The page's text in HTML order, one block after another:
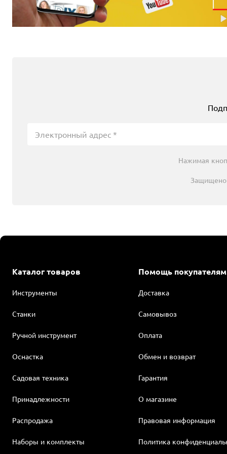
Количество инструментов в наборе
2
Напряжение аккумулятора, В
отзывов
Выгода 7 950 ₽
отзывов
Тип инструмента
кусторез
Источник питания
аккумулятор
Тип двигателя
65
Нажимая
Защищено
Каталог товаров
Инструменты
Станки
Ручной инструмент
Оснастка
Садовая техника
Принадлежности
Распродажа
Наборы и комплекты
Помощь покупателям
Доставка
Самовывоз
Оплата
Обмен и возврат
Гарантия
О магазине
Правовая информация
Политика